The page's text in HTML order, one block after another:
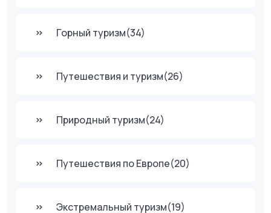
Горный туризм(34)
Путешествия и туризм(26)
Природный туризм(24)
Путешествия по Европе(20)
Экстремальный туризм(19)